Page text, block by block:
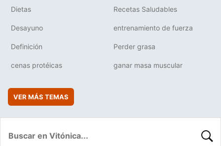
Dietas Recetas Saludables
Desayuno entrenamiento de fuerza
Definición Perder grasa
cenas protéicas ganar masa muscular
VER MÁS TEMAS